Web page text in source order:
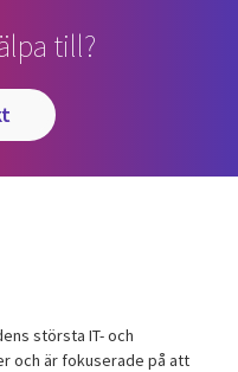
till?
största IT- och
och är fokuserade på att